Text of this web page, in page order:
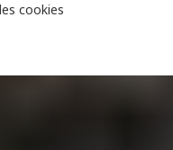
cookies